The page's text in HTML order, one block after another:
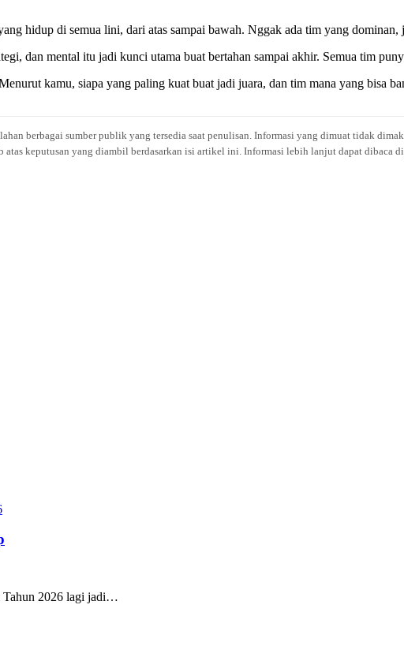
hidup di semua lini, dari atas sampai bawah. Nggak ada tim yang
dan mental itu jadi kunci utama buat bertahan sampai akhir. Semua tim
kamu, siapa yang paling kuat buat jadi juara, dan tim mana yang bisa
berbagai sumber publik yang tersedia saat penulisan. Informasi yang dimuat tidak
keputusan yang diambil berdasarkan isi artikel ini. Informasi lebih lanjut dapat dibaca di
Tahun 2026 lagi jadi…